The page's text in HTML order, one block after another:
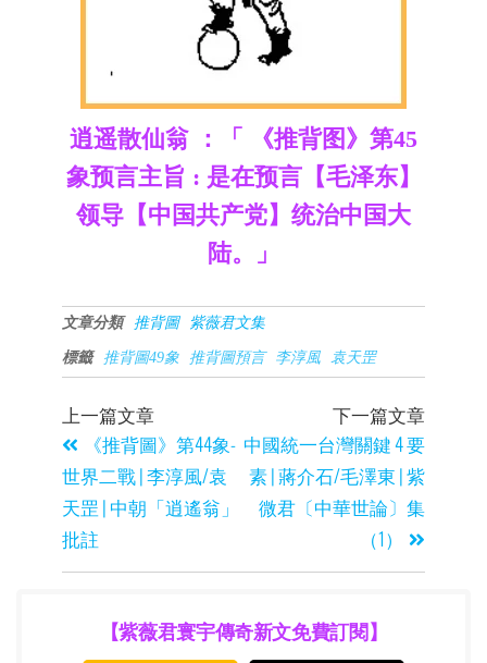
逍遥散仙翁 ：「 《推背图》第45
象预言主旨 : 是在预言【毛泽东】
领导【中国共产党】统治中国大
陆。」
文章分類 推背圖 紫薇君文集
標籤 推背圖49象 推背圖預言 李淳風 袁天罡
上一篇文章
《推背圖》第44象-
世界二戰 | 李淳風/袁
天罡 | 中朝「逍遙翁」
批註
下一篇文章
中國統一台灣關鍵 4 要
素 | 蔣介石/毛澤東 | 紫
微君〔中華世論〕集
（1）
【紫薇君寰宇傳奇新文免費訂閱】